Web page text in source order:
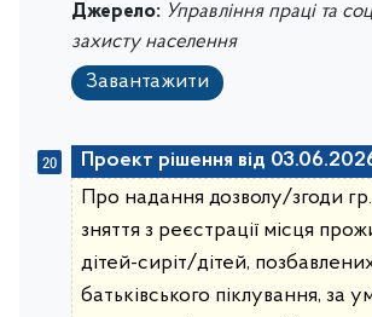
Джерело: Управління праці та
захисту населення
Завантажити
Проект рішення від
Про надання дозволу/згоди
зняття з реєстрації місця
дітей-сиріт/дітей,
батьківського піклування, за